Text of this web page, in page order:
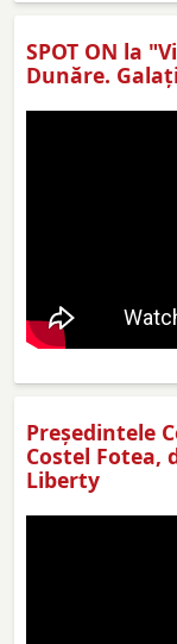
SPOT ON la
Dunăre.
Preşedintele
Costel Fotea,
Liberty